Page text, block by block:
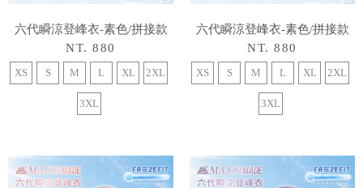
六代瞬涼登峰衣-素色/拼接款
NT. 880
XS S M L XL 2XL
3XL
六代瞬涼登峰衣-素色/拼接款
NT. 880
XS S M L XL 2XL
3XL